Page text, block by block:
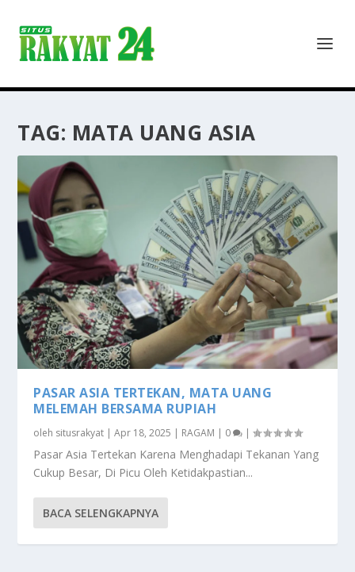
TAG: MATA UANG ASIA
PASAR ASIA TERTEKAN, MATA UANG
MELEMAH BERSAMA RUPIAH
oleh situsrakyat |Apr 18, 2025 | RAGAM | 0 |
Pasar Asia Tertekan Karena Menghadapi Tekanan Yang
Cukup Besar, Di Picu Oleh Ketidakpastian...
BACA SELENGKAPNYA